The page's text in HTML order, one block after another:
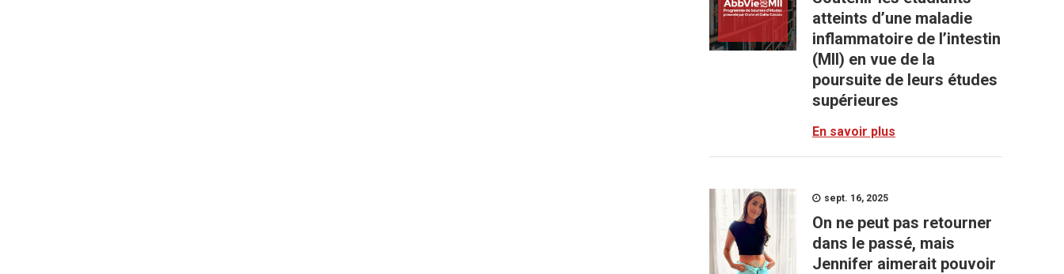
atteints d’une maladie
inflammatoire de l’intestin
(MII) en vue de la
poursuite de leurs études
supérieures
En savoir plus
sept. 16, 2025
On ne peut pas retourner
dans le passé, mais
Jennifer aimerait pouvoir